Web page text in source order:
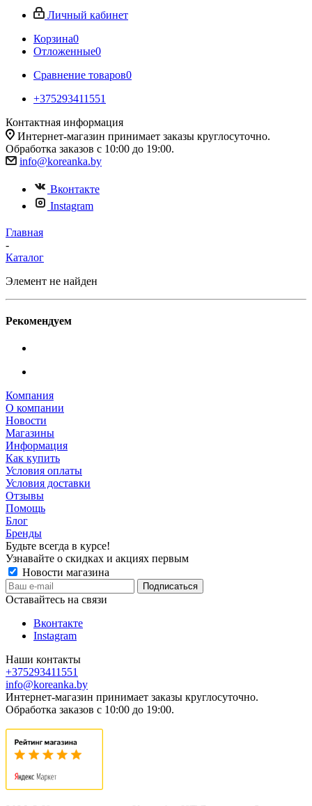
Личный кабинет
Корзина0
Отложенные0
Сравнение товаров0
+375293411551
Контактная информация
Интернет-магазин принимает заказы круглосуточно.
Обработка заказов с 10:00 до 19:00.
info@koreanka.by
Вконтакте
Instagram
Главная
-
Каталог
Элемент не найден
Рекомендуем
Компания
О компании
Новости
Магазины
Информация
Как купить
Условия оплаты
Условия доставки
Отзывы
Помощь
Блог
Бренды
Будьте всегда в курсе!
Узнавайте о скидках и акциях первым
Новости магазина
Оставайтесь на связи
Вконтакте
Instagram
Наши контакты
+375293411551
info@koreanka.by
Интернет-магазин принимает заказы круглосуточно.
Обработка заказов с 10:00 до 19:00.